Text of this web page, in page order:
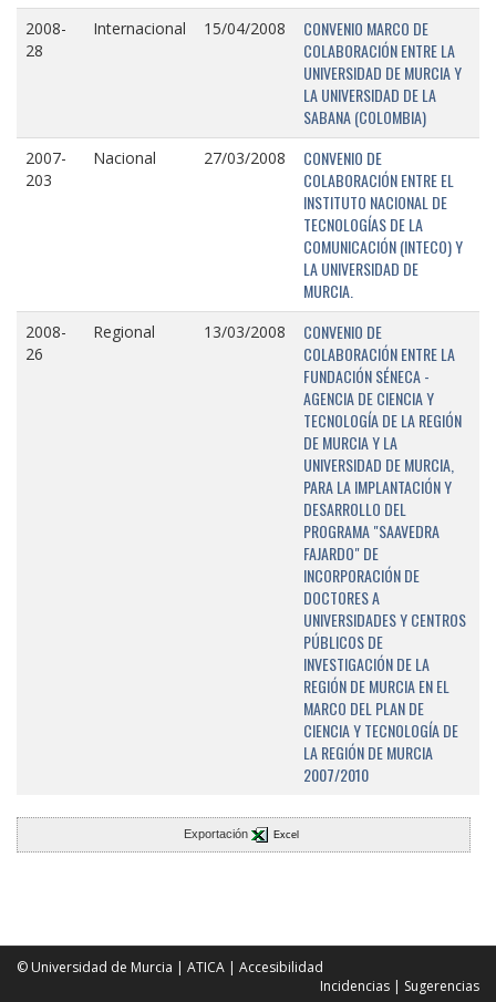
2008-
28
Internacional 15/04/2008
CONVENIO MARCO DE
COLABORACIÓN ENTRE LA
UNIVERSIDAD DE MURCIA Y
LA UNIVERSIDAD DE LA
SABANA (COLOMBIA)
2007-
203
Nacional 27/03/2008
CONVENIO DE
COLABORACIÓN ENTRE EL
INSTITUTO NACIONAL DE
TECNOLOGÍAS DE LA
COMUNICACIÓN (INTECO) Y
LA UNIVERSIDAD DE
MURCIA.
2008-
26
Regional 13/03/2008
CONVENIO DE
COLABORACIÓN ENTRE LA
FUNDACIÓN SÉNECA -
AGENCIA DE CIENCIA Y
TECNOLOGÍA DE LA REGIÓN
DE MURCIA Y LA
UNIVERSIDAD DE MURCIA,
PARA LA IMPLANTACIÓN Y
DESARROLLO DEL
PROGRAMA "SAAVEDRA
FAJARDO" DE
INCORPORACIÓN DE
DOCTORES A
UNIVERSIDADES Y CENTROS
PÚBLICOS DE
INVESTIGACIÓN DE LA
REGIÓN DE MURCIA EN EL
MARCO DEL PLAN DE
CIENCIA Y TECNOLOGÍA DE
LA REGIÓN DE MURCIA
2007/2010
Exportación Excel
© Universidad de Murcia | ATICA | Accesibilidad
Incidencias | Sugerencias